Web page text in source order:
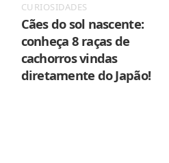
CURIOSIDADES
Cães do sol nascente:
conheça 8 raças de
cachorros vindas
diretamente do Japão!